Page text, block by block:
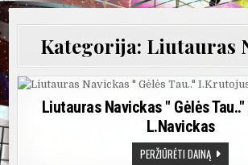
Kategorija: Liutauras
Liutauras Navickas " Gėlės
L.Navickas
PERŽIŪRĖTI DAINĄLIUTAURAS